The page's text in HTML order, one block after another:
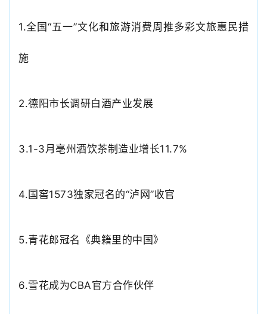
1.全国“五一”文化和旅游消费周推多彩文旅惠民措
施
2.德阳市长调研白酒产业发展
3.1-3月亳州酒饮茶制造业增长11.7%
4. 国窖1573独家冠名的“泸网”收官
5.青花郎冠名《典籍里的中国》
6.雪花成为CBA官方合作伙伴